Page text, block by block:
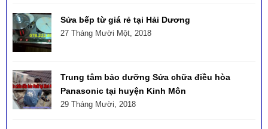
Sửa bếp từ giá rẻ tại Hải Dương
27 Tháng Mười Một, 2018
Trung tâm bảo dưỡng Sửa chữa điều hòa
Panasonic tại huyện Kinh Môn
29 Tháng Mười, 2018